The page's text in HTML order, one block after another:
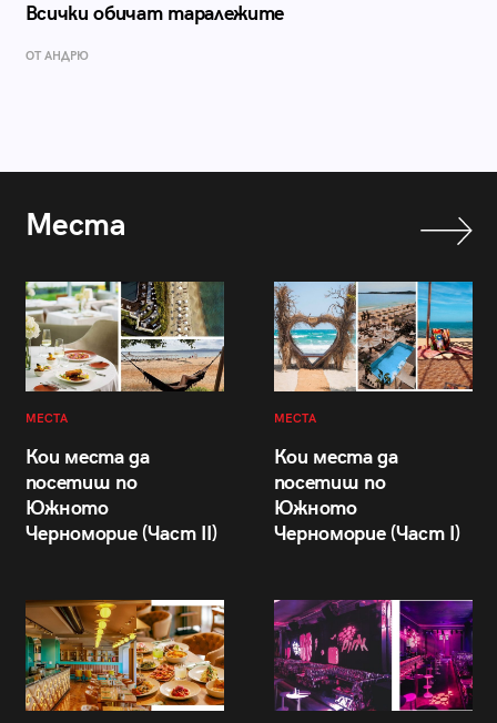
Всички обичат таралежите
ОТ АНДРЮ
Места
МЕСТА
Кои места да
посетиш по
Южното
Черноморие (Част II)
МЕСТА
Кои места да
посетиш по
Южното
Черноморие (Част I)